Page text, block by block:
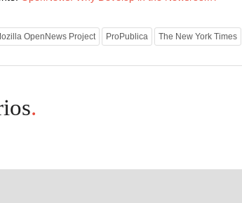
OpenNews Project ProPublica The New York Times
.